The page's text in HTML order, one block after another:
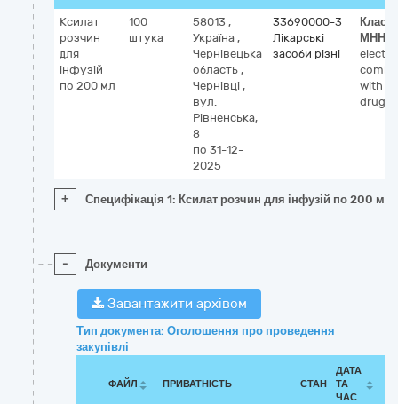
Ксилат
розчин
для
інфузій
по 200 мл
100
штука
58013 ,
Україна ,
Чернівецька
область ,
Чернівці ,
вул.
Рівненська,
8
по 31-12-
2025
33690000-3
Лікарські
засоби різні
МНН
with
drugs
+ Специфікація 1: Ксилат розчин для інфузій по 200 мл
- Документи
Завантажити архівом
Тип документа: Оголошення про проведення
закупівлі
ФАЙЛ ПРИВАТНІСТЬ СТАН
ДАТА
ТА
ЧАС